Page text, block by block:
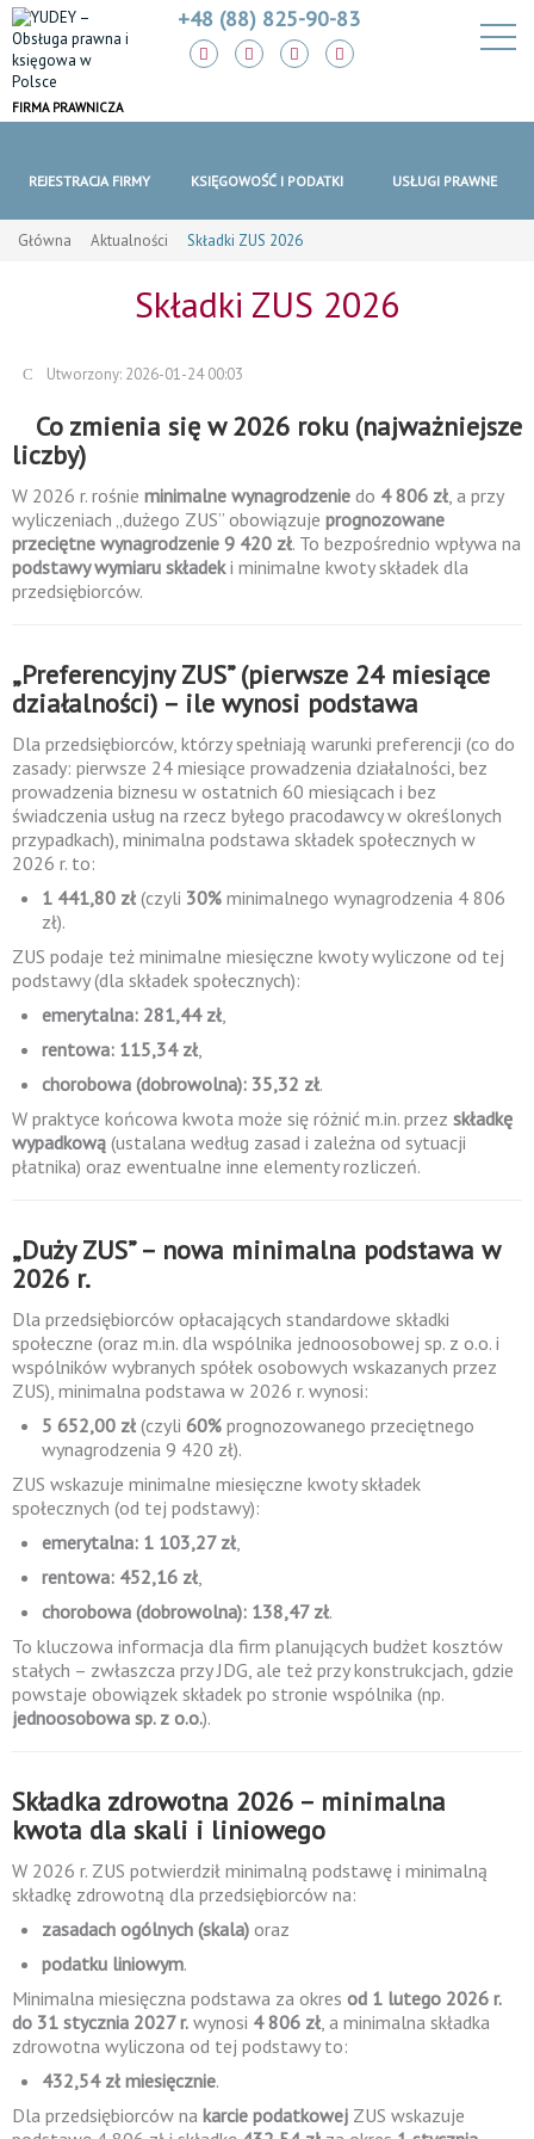
FIRMA PRAWNICZA
+48 (88) 825-90-83
REJESTRACJA FIRMY KSIĘGOWOŚĆ I PODATKI USŁUGI PRAWNE
Główna Aktualności Składki ZUS 2026
Składki ZUS 2026
Utworzony: 2026-01-24 00:03
Co zmienia się w 2026 roku (najważniejsze
liczby)
W 2026 r. rośnie minimalne wynagrodzenie do 4 806 zł, a przy
wyliczeniach „dużego ZUS” obowiązuje prognozowane
przeciętne wynagrodzenie 9 420 zł. To bezpośrednio wpływa na
podstawy wymiaru składeki minimalne kwoty składek dla
przedsiębiorców.
„Preferencyjny ZUS” (pierwsze 24 miesiące
działalności) – ile wynosi podstawa
Dla przedsiębiorców, którzy spełniają warunki preferencji (co do
zasady: pierwsze 24 miesiące prowadzenia działalności, bez
prowadzenia biznesu w ostatnich 60 miesiącach i bez
świadczenia usług na rzecz byłego pracodawcy w określonych
przypadkach), minimalna podstawa składek społecznych w
2026 r. to:
1 441,80 zł (czyli 30% minimalnego wynagrodzenia 4 806
zł).
ZUS podaje też minimalne miesięczne kwoty wyliczone od tej
podstawy (dla składek społecznych):
emerytalna: 281,44 zł,
rentowa: 115,34 zł,
chorobowa (dobrowolna): 35,32 zł.
W praktyce końcowa kwota może się różnić m.in. przez składkę
wypadkową (ustalana według zasad i zależna od sytuacji
płatnika) oraz ewentualne inne elementy rozliczeń.
„Duży ZUS” – nowa minimalna podstawa w
2026 r.
Dla przedsiębiorców opłacających standardowe składki
społeczne (oraz m.in. dla wspólnika jednoosobowej sp. z o.o. i
wspólników wybranych spółek osobowych wskazanych przez
ZUS), minimalna podstawa w 2026 r. wynosi:
5 652,00 zł (czyli 60% prognozowanego przeciętnego
wynagrodzenia 9 420 zł).
ZUS wskazuje minimalne miesięczne kwoty składek
społecznych (od tej podstawy):
emerytalna: 1 103,27 zł,
rentowa: 452,16 zł,
chorobowa (dobrowolna): 138,47 zł.
To kluczowa informacja dla firm planujących budżet kosztów
stałych – zwłaszcza przy JDG, ale też przy konstrukcjach, gdzie
powstaje obowiązek składek po stronie wspólnika (np.
jednoosobowa sp. z o.o.).
Składka zdrowotna 2026 – minimalna
kwota dla skali i liniowego
W 2026 r. ZUS potwierdził minimalną podstawę i minimalną
składkę zdrowotną dla przedsiębiorców na:
zasadach ogólnych (skala) oraz
podatku liniowym.
Minimalna miesięczna podstawa za okres od 1 lutego 2026 r.
do 31 stycznia 2027 r. wynosi 4 806 zł, a minimalna składka
zdrowotna wyliczona od tej podstawy to:
432,54 zł miesięcznie.
Dla przedsiębiorców na karcie podatkowej ZUS wskazuje